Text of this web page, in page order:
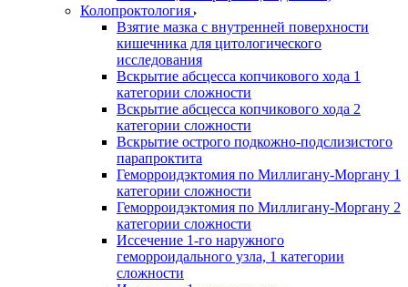
Колопроктология
Взятие мазка с внутренней поверхности
кишечника для цитологического
исследования
Вскрытие абсцесса копчикового хода 1
категории сложности
Вскрытие абсцесса копчикового хода 2
категории сложности
Вскрытие острого подкожно-подслизистого
парапроктита
Геморроидэктомия по Миллигану-Моргану 1
категории сложности
Геморроидэктомия по Миллигану-Моргану 2
категории сложности
Иссечение 1-го наружного
геморроидального узла, 1 категории
сложности